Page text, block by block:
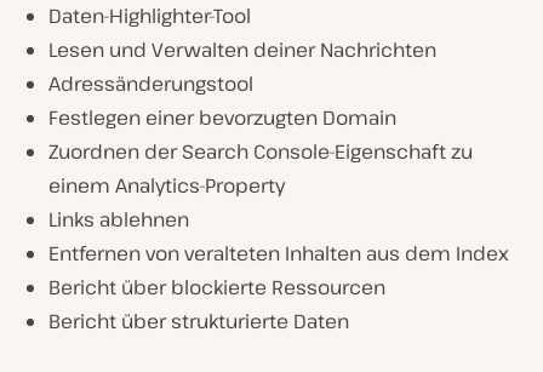
Daten-Highlighter-Tool
Lesen und Verwalten deiner Nachrichten
Adressänderungstool
Festlegen einer bevorzugten Domain
Zuordnen der Search Console-Eigenschaft zu
einem Analytics-Property
Links ablehnen
Entfernen von veralteten Inhalten aus dem Index
Bericht über blockierte Ressourcen
Bericht über strukturierte Daten